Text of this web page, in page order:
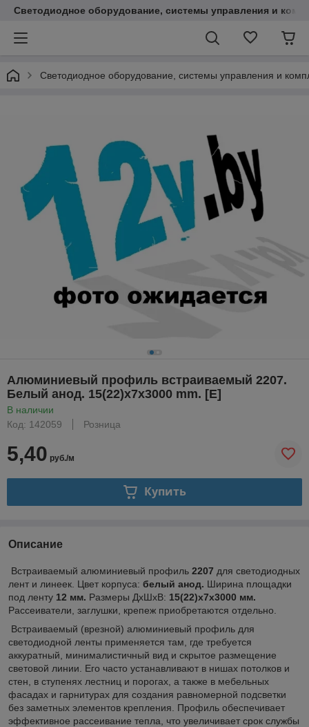
Светодиодное оборудование, системы управления и
Светодиодное оборудование, системы управления и
Алюминиевый профиль встраиваемый 2207.
Белый анод. 15(22)х7х3000 mm. [E]
В наличии
Код: 142059
Розница
5,40 руб./м
Купить
Описание
Встраиваемый алюминиевый профиль 2207 для светодиодных
лент и линеек. Цвет корпуса: белый анод. Ширина площадки
под ленту 12 мм. Размеры ДхШхВ: 15(22)х7х3000 мм.
Рассеиватели, заглушки, крепеж приобретаются отдельно.
Встраиваемый (врезной) алюминиевый профиль для
светодиодной ленты применяется там, где требуется
аккуратный, минималистичный вид и скрытое размещение
световой линии. Его часто устанавливают в нишах потолков и
стен, в ступенях лестниц и порогах, а также в мебельных
фасадах и гарнитурах для создания равномерной подсветки
без заметных элементов крепления. Профиль обеспечивает
эффективное рассеивание тепла, что увеличивает срок службы